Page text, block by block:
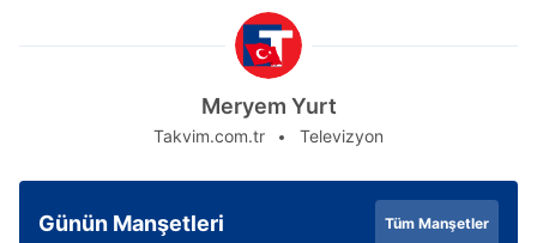
Meryem Yurt
Takvim.com.tr Televizyon
Günün Manşetleri Tüm Manşetler